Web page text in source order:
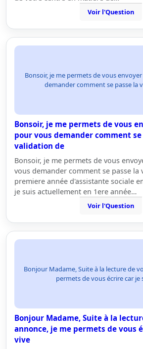
Voir l'Question
Bonsoir, je me permets de vous
demander comment se passe la
Bonsoir, je me permets de vous
pour vous demander comment se
validation de
Bonsoir, je me permets de vous
vous demander comment se passe la
premiere année d'assistante sociale
je suis actuellement en 1ere année…
Voir l'Question
Bonjour Madame, Suite à la lecture de
permets de vous écrire car je
Bonjour Madame, Suite à la
annonce, je me permets de vous
vive